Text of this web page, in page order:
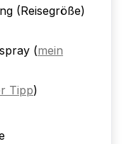
(Reisegröße)
(mein
Tipp)